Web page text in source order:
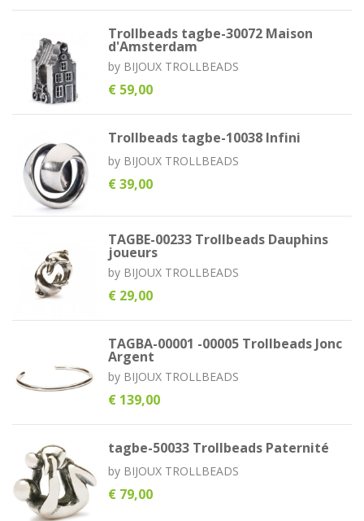
Trollbeads tagbe-30072 Maison
d'Amsterdam
by BIJOUX TROLLBEADS
€ 59,00
Trollbeads tagbe-10038 Infini
by BIJOUX TROLLBEADS
€ 39,00
TAGBE-00233 Trollbeads Dauphins
joueurs
by BIJOUX TROLLBEADS
€ 29,00
TAGBA-00001 -00005 Trollbeads Jonc
Argent
by BIJOUX TROLLBEADS
€ 139,00
tagbe-50033 Trollbeads Paternité
by BIJOUX TROLLBEADS
€ 79,00